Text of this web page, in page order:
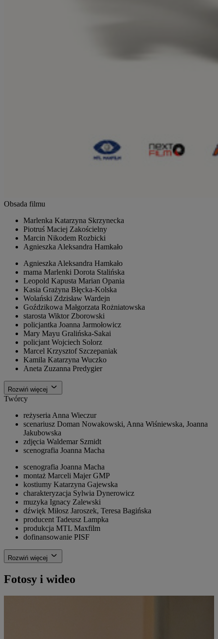
Obsada filmu
Marlenka Katarzyna Skrzynecka
Piotruś Maciej Zakościelny
Marcin Nikodem Rozbicki
Agnieszka Aleksandra Hamkało
Agnieszka Aleksandra Hamkało
mama Marlenki Dorota Stalińska
Leopold Kapusta Marian Opania
Kasia Grażyna Błęcka-Kolska
Wolański Zdzisław Wardejn
Goździkowa Małgorzata Rożniatowska
starosta Wiktor Zborowski
policjantka Joanna Jarmołowicz
Mary Mayu Gralińska-Sakai
policjant Wojciech Solorz
Marcel Krzysztof Szczepaniak
Kamila Katarzyna Wuczko
Aneta Zuzanna Predygier
Rozwiń więcej
Twórcy
reżyseria Anna Wieczur
scenariusz Doman Nowakowski, Anna Wiśniewska, Joanna
Jakubowska
zdjęcia Waldemar Szmidt
scenografia Joanna Macha
scenografia Joanna Macha
montaż Marceli Majer GMP
kostiumy Katarzyna Gajewska
charakteryzacja Sylwia Dynerowicz
muzyka Ignacy Zalewski
dźwięk Miłosz Jaroszek, Teresa Bagińska
producent Tadeusz Lampka
produkcja MTL Maxfilm
dofinansowanie PISF
Rozwiń więcej
Fotosy i wideo